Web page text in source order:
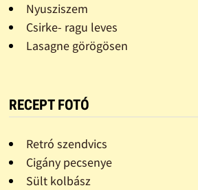
Nyusziszem
Csirke- ragu leves
Lasagne görögösen
RECEPT FOTÓ
Retró szendvics
Cigány pecsenye
Sült kolbász